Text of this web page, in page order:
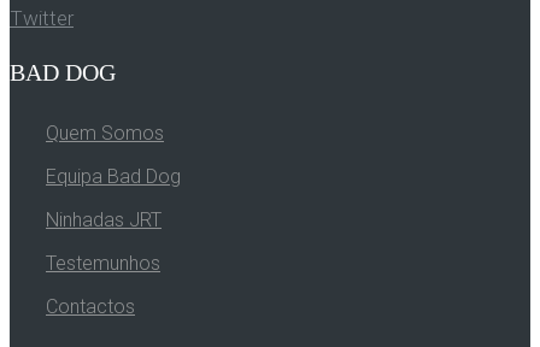
Twitter
BAD DOG
Quem Somos
Equipa Bad Dog
Ninhadas JRT
Testemunhos
Contactos